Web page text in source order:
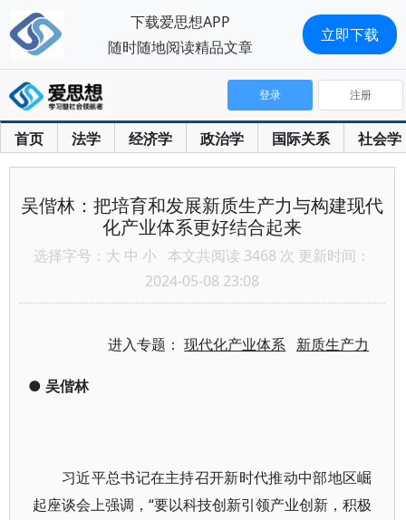
首页 法学 经济学 政治学 国际关系 社会学
登录 注册
吴偕林：把培育和发展新质生产力与构建现代
化产业体系更好结合起来
选择字号： 大 中 小 本文共阅读 3468 次 更新时间：
2024-05-08 23:08
进入专题：现代化产业体系 新质生产力
● 吴偕林
习近平总书记在主持召开新时代推动中部地区崛
起座谈会上强调，“要以科技创新引领产业创新，积极
下载爱思想APP
随时随地阅读精品文章
立即下载